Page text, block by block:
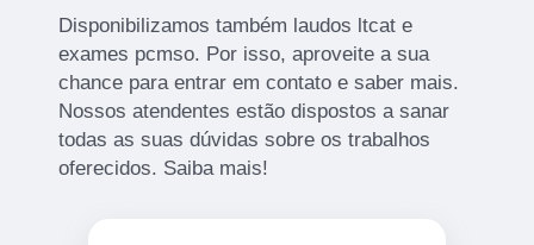
Disponibilizamos também laudos ltcat e
exames pcmso. Por isso, aproveite a sua
chance para entrar em contato e saber mais.
Nossos atendentes estão dispostos a sanar
todas as suas dúvidas sobre os trabalhos
oferecidos. Saiba mais!